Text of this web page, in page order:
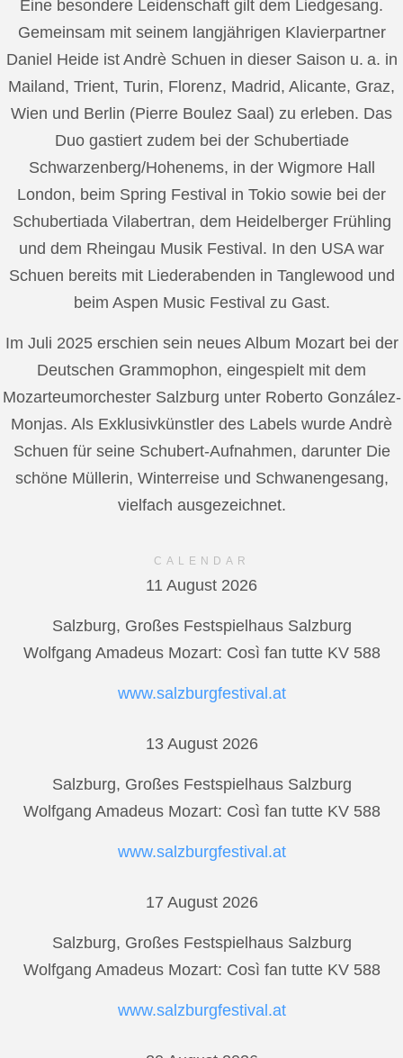
Eine besondere Leidenschaft gilt dem Liedgesang.
Gemeinsam mit seinem langjährigen Klavierpartner
Daniel Heide ist Andrè Schuen in dieser Saison u. a. in
Mailand, Trient, Turin, Florenz, Madrid, Alicante, Graz,
Wien und Berlin (Pierre Boulez Saal) zu erleben. Das
Duo gastiert zudem bei der Schubertiade
Schwarzenberg/Hohenems, in der Wigmore Hall
London, beim Spring Festival in Tokio sowie bei der
Schubertiada Vilabertran, dem Heidelberger Frühling
und dem Rheingau Musik Festival. In den USA war
Schuen bereits mit Liederabenden in Tanglewood und
beim Aspen Music Festival zu Gast.
Im Juli 2025 erschien sein neues Album Mozart bei der
Deutschen Grammophon, eingespielt mit dem
Mozarteumorchester Salzburg unter Roberto González-
Monjas. Als Exklusivkünstler des Labels wurde Andrè
Schuen für seine Schubert-Aufnahmen, darunter Die
schöne Müllerin, Winterreise und Schwanengesang,
vielfach ausgezeichnet.
CALENDAR
11 August 2026
Salzburg, Großes Festspielhaus Salzburg
Wolfgang Amadeus Mozart: Così fan tutte KV 588
www.salzburgfestival.at
13 August 2026
Salzburg, Großes Festspielhaus Salzburg
Wolfgang Amadeus Mozart: Così fan tutte KV 588
www.salzburgfestival.at
17 August 2026
Salzburg, Großes Festspielhaus Salzburg
Wolfgang Amadeus Mozart: Così fan tutte KV 588
www.salzburgfestival.at